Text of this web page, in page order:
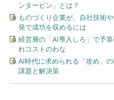
ンターピン」とは？
ものづくり企業が、自社技術
発で成功を収めるには
経営層の「AI導入しろ」で予
れコストのわな
AI時代に求められる「攻め」
課題と解決策